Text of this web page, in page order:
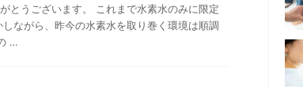
とうございます。 これまで水素水のみに限定
ながら、昨今の水素水を取り巻く環境は順調
…